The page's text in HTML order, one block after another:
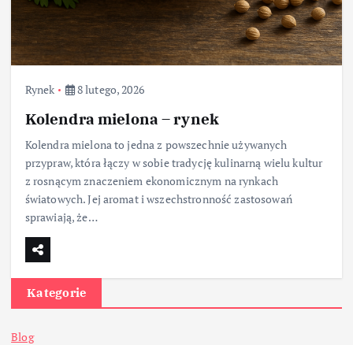
Rynek 8 lutego, 2026
Kolendra mielona – rynek
Kolendra mielona to jedna z powszechnie używanych
przypraw, która łączy w sobie tradycję kulinarną wielu kultur
z rosnącym znaczeniem ekonomicznym na rynkach
światowych. Jej aromat i wszechstronność zastosowań
sprawiają, że…
Kategorie
Blog